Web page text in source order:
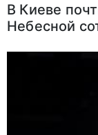
В Киеве
Небесной